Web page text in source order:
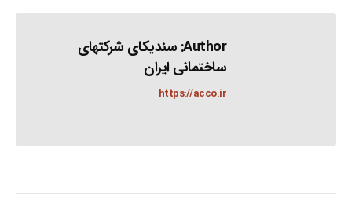
Author: سندیکای شرکتهای
ساختمانی ایران
https://acco.ir